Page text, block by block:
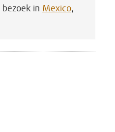
in Mexico,
Mastodon